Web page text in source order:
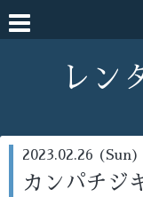
レン
2023.02.26
カンパチジ